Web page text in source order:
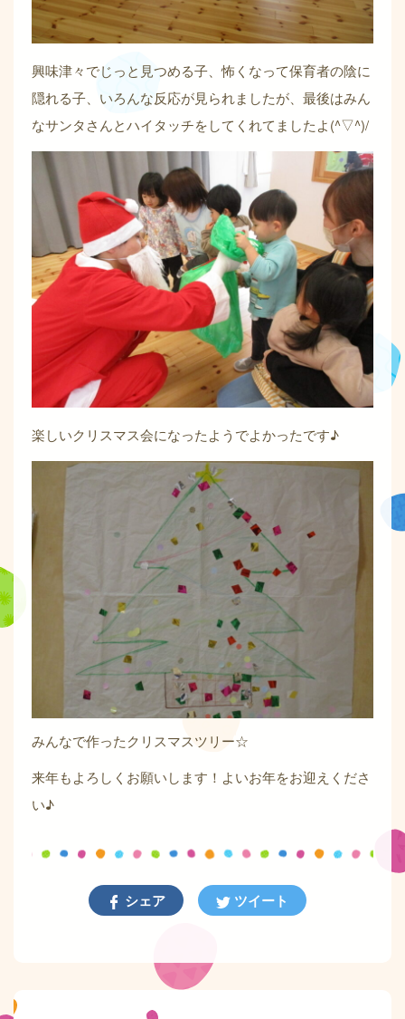
興味津々でじっと見つめる子、怖くなって保育者の陰に
隠れる子、いろんな反応が見られましたが、最後はみん
なサンタさんとハイタッチをしてくれてましたよ(^▽^)/
楽しいクリスマス会になったようでよかったです♪
みんなで作ったクリスマスツリー☆
来年もよろしくお願いします！よいお年をお迎えくださ
い♪
シェア ツイート